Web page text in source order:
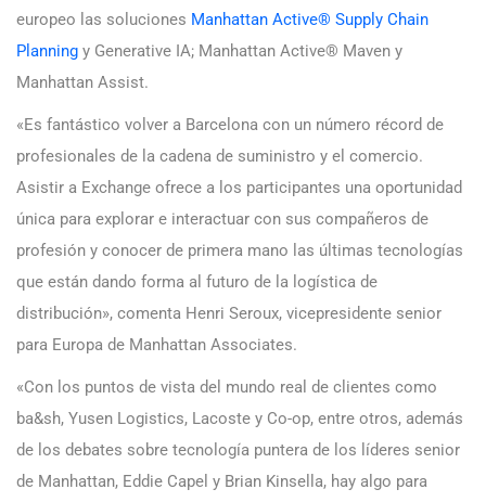
europeo las soluciones Manhattan Active® Supply Chain
Planning y Generative IA; Manhattan Active® Maven y
Manhattan Assist.
«Es fantástico volver a Barcelona con un número récord de
profesionales de la cadena de suministro y el comercio.
Asistir a Exchange ofrece a los participantes una oportunidad
única para explorar e interactuar con sus compañeros de
profesión y conocer de primera mano las últimas tecnologías
que están dando forma al futuro de la logística de
distribución», comenta Henri Seroux, vicepresidente senior
para Europa de Manhattan Associates.
«Con los puntos de vista del mundo real de clientes como
ba&sh, Yusen Logistics, Lacoste y Co-op, entre otros, además
de los debates sobre tecnología puntera de los líderes senior
de Manhattan, Eddie Capel y Brian Kinsella, hay algo para